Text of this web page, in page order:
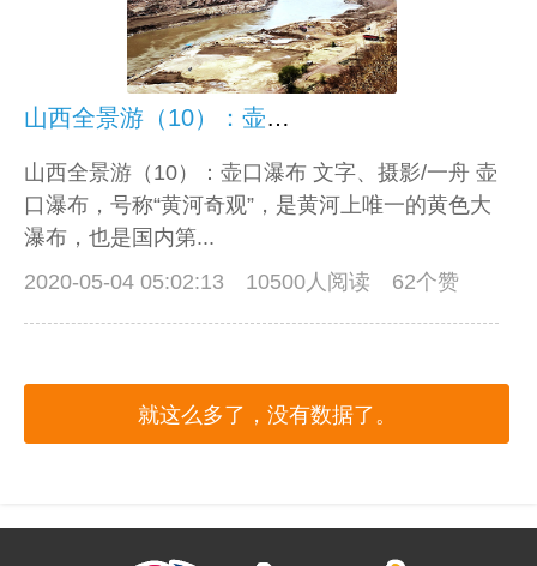
山西全景游（10）：壶口瀑布
山西全景游（10）：壶口瀑布 文字、摄影/一舟 壶
口瀑布，号称“黄河奇观”，是黄河上唯一的黄色大
瀑布，也是国内第...
2020-05-04 05:02:13
10500人阅读 62个赞
就这么多了，没有数据了。